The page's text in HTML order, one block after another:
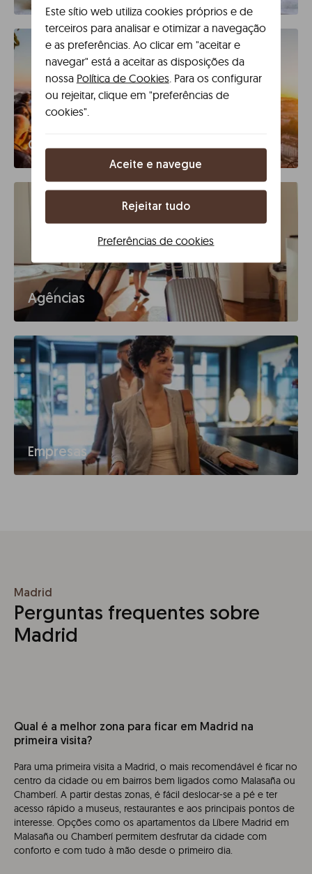
Grupos de 9+
Agências
Empresas
Madrid
Perguntas frequentes sobre
Madrid
Qual é a melhor zona para ficar em Madrid na
primeira visita?
Para uma primeira visita a Madrid, o mais recomendável é ficar no
centro da cidade ou em bairros bem ligados como Malasaña ou
Chamberí. A partir destas zonas, é fácil deslocar-se a pé e ter
acesso rápido a museus, restaurantes e aos principais pontos de
interesse. Opções como os apartamentos da Líbere Madrid em
Malasaña ou Chamberí permitem desfrutar da cidade com
conforto e com tudo à mão desde o primeiro dia.
Este sítio web utiliza cookies próprios e de
terceiros para analisar e otimizar a navegação
e as preferências. Ao clicar em "aceitar e
navegar" está a aceitar as disposições da
nossa Política de Cookies. Para os configurar
ou rejeitar, clique em "preferências de
cookies".
Aceite e navegue
Rejeitar tudo
Preferências de cookies